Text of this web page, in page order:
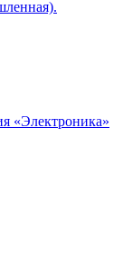
«Электроника»